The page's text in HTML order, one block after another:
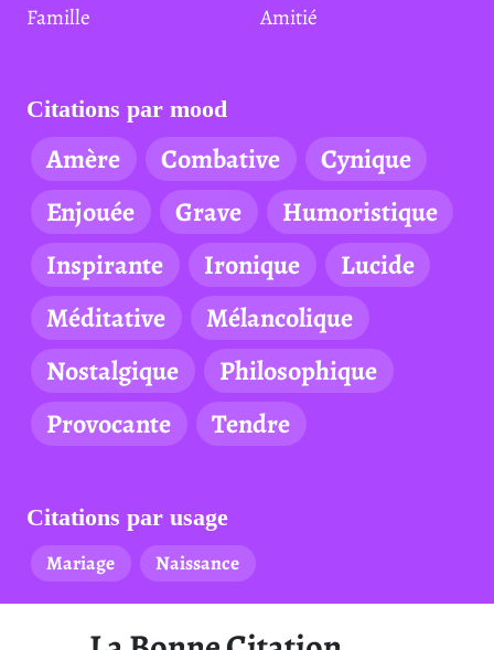
Famille
Amitié
Citations par mood
Amère Combative
Cynique
Enjouée
Grave
Humoristique
Inspirante
Ironique
Lucide
Méditative
Mélancolique
Nostalgique
Philosophique
Provocante
Tendre
Citations par usage
Mariage
Naissance